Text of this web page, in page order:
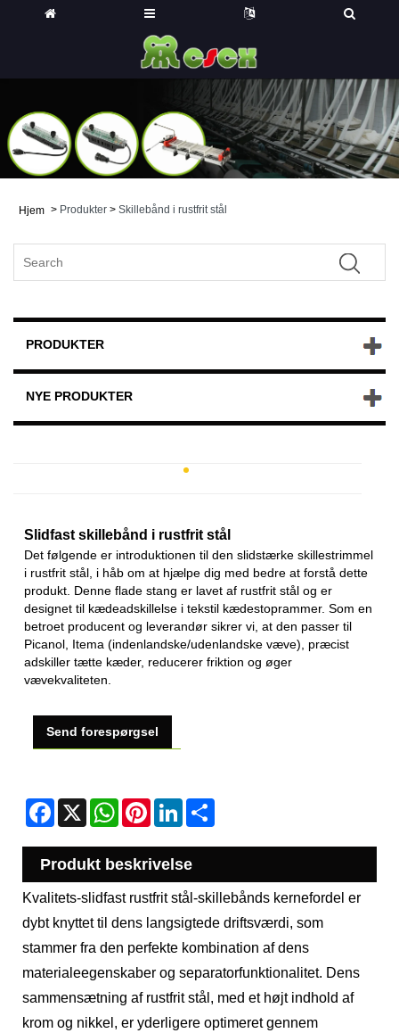
Hjem > Produkter > Skillebånd i rustfrit stål
PRODUKTER
NYE PRODUKTER
Slidfast skillebånd i rustfrit stål
Det følgende er introduktionen til den slidstærke skillestrimmel
i rustfrit stål, i håb om at hjælpe dig med bedre at forstå dette
produkt. Denne flade stang er lavet af rustfrit stål og er
designet til kædeadskillelse i tekstil kædestoprammer. Som en
betroet producent og leverandør sikrer vi, at den passer til
Picanol, Itema (indenlandske/udenlandske væve), præcist
adskiller tætte kæder, reducerer friktion og øger
vævekvaliteten.
Send forespørgsel
Facebook
X WhatsApp
PinterestLinkedIn
Produkt beskrivelse
Kvalitets-slidfast rustfrit stål-skillebånds kernefordel er
dybt knyttet til dens langsigtede driftsværdi, som
stammer fra den perfekte kombination af dens
materialeegenskaber og separatorfunktionalitet. Dens
sammensætning af rustfrit stål, med et højt indhold af
krom og nikkel, er yderligere optimeret gennem